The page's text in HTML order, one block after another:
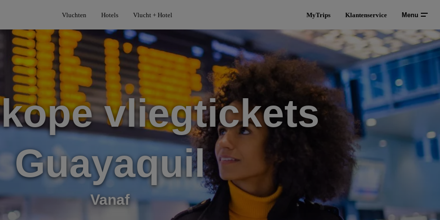
Vluchten Hotels Vlucht + Hotel MyTrips Klantenservice Menu
vliegtickets
Guayaquil
Vanaf